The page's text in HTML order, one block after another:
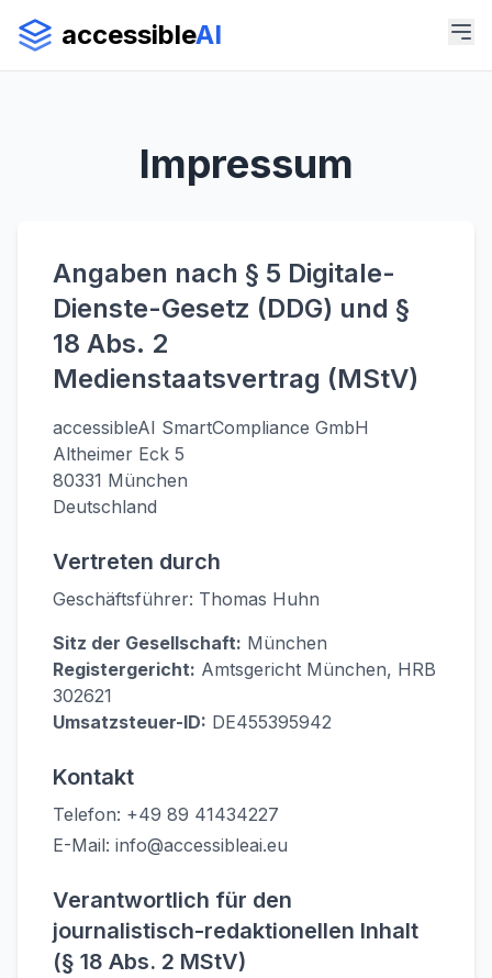
accessibleAI
Impressum
Angaben nach § 5 Digitale-
Dienste-Gesetz (DDG) und §
18 Abs. 2
Medienstaatsvertrag (MStV)
accessibleAI SmartCompliance GmbH
Altheimer Eck 5
80331 München
Deutschland
Vertreten durch
Geschäftsführer: Thomas Huhn
Sitz der Gesellschaft: München
Registergericht: Amtsgericht München, HRB
302621
Umsatzsteuer-ID: DE455395942
Kontakt
Telefon: +49 89 41434227
E-Mail: info@accessibleai.eu
Verantwortlich für den
journalistisch-redaktionellen Inhalt
(§ 18 Abs. 2 MStV)